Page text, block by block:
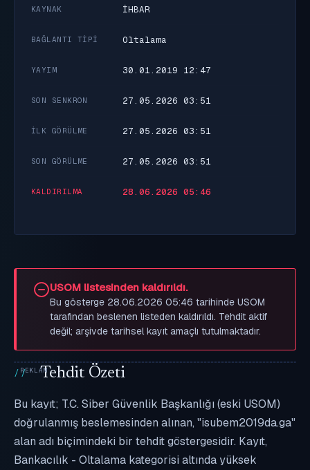
KAYNAK İHBAR
BAĞLANTI TIPI Oltalama
YAYIM 30.01.2019 12:47
SON SENKRON 27.05.2026 03:51
İLK GÖRÜLME 27.05.2026 03:51
SON GÖRÜLME 27.05.2026 03:51
KALDIRILMA 28.06.2026 05:46
USOM listesinden kaldırıldı.
Bu gösterge 28.06.2026 05:46 tarihinde USOM
tarafından beslenen listeden kaldırıldı. Tehdit aktif
değil; arşivde tarihsel kayıt amaçlı tutulmaktadır.
Tehdit Özeti
Bu kayıt; T.C. Siber Güvenlik Başkanlığı (eski USOM)
doğrulanmış beslemesinden alınan, "isubem2019da.ga"
alan adı biçimindeki bir tehdit göstergesidir. Kayıt,
Bankacılık - Oltalama kategorisi altında yüksek